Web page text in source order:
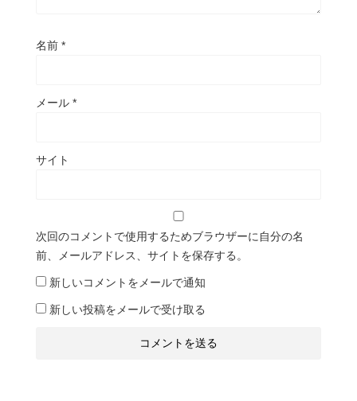
名前 *
メール *
サイト
次回のコメントで使用するためブラウザーに自分の名
前、メールアドレス、サイトを保存する。
新しいコメントをメールで通知
新しい投稿をメールで受け取る